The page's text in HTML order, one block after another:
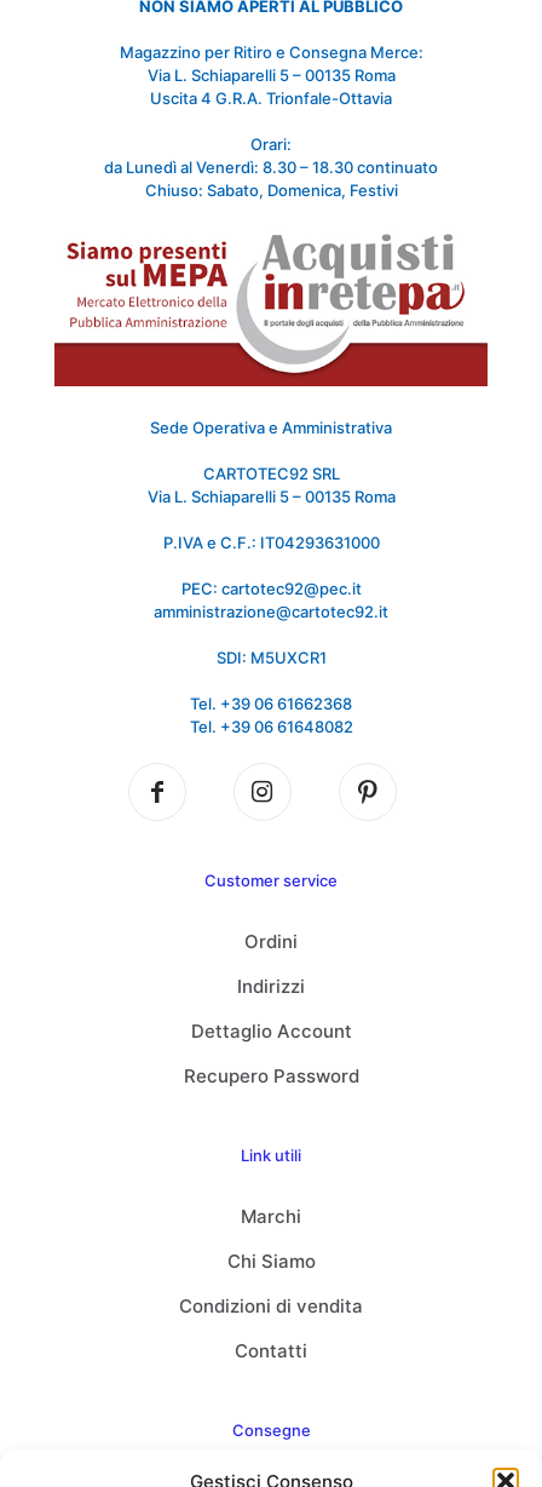
Gestisci Consenso
NON SIAMO APERTI AL PUBBLICO
Magazzino per Ritiro e Consegna Merce:
Via L. Schiaparelli 5 – 00135 Roma
Uscita 4 G.R.A. Trionfale-Ottavia
Orari:
da Lunedì al Venerdì: 8.30 – 18.30 continuato
Chiuso: Sabato, Domenica, Festivi
Sede Operativa e Amministrativa
CARTOTEC92 SRL
Via L. Schiaparelli 5 – 00135 Roma
P.IVA e C.F.: IT04293631000
PEC: cartotec92@pec.it
amministrazione@cartotec92.it
SDI: M5UXCR1
Tel. +39 06 61662368
Tel. +39 06 61648082
Customer service
Ordini
Indirizzi
Dettaglio Account
Recupero Password
Link utili
Marchi
Chi Siamo
Condizioni di vendita
Contatti
Consegne